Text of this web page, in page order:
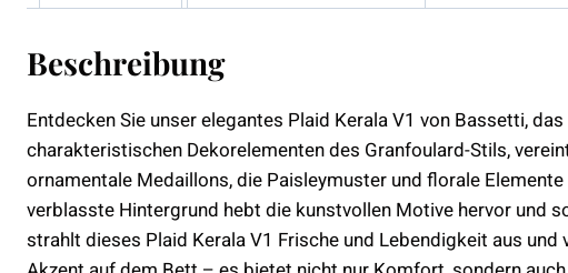
Beschreibung
Entdecken Sie unser elegantes Plaid Kerala V1 von Bassetti,
charakteristischen Dekorelementen des Granfoulard-Stils,
ornamentale Medaillons, die Paisleymuster und florale
verblasste Hintergrund hebt die kunstvollen Motive hervor und
strahlt dieses Plaid Kerala V1 Frische und Lebendigkeit aus